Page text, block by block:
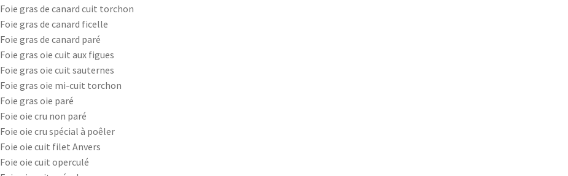
Foie gras de canard cuit torchon
Foie gras de canard ficelle
Foie gras de canard paré
Foie gras oie cuit aux figues
Foie gras oie cuit sauternes
Foie gras oie mi-cuit torchon
Foie gras oie paré
Foie oie cru non paré
Foie oie cru spécial à poêler
Foie oie cuit filet Anvers
Foie oie cuit operculé